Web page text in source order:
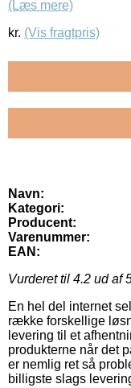
(Læs mere)
kr. (Vis fragtpris)
Navn:
Kategori:
Producent:
Varenummer:
EAN:
Vurderet til 4.2 ud af
En hel del internet
række forskellige
levering til et
produkterne når det
er nemlig ret så
billigste slags